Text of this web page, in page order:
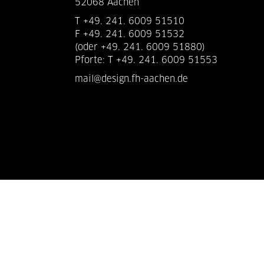
52068 Aachen
T +49. 241. 6009 51510
F +49. 241. 6009 51532
(oder +49. 241. 6009 51880)
Pforte: T +49. 241. 6009 51553
mail@design.fh-aachen.de